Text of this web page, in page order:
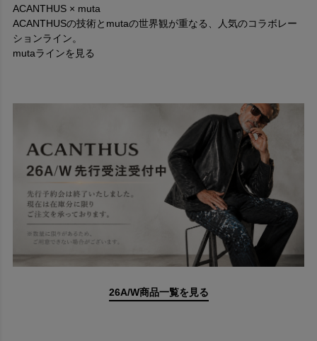
ACANTHUS × muta
ACANTHUSの技術とmutaの世界観が重なる、人気のコラボレー
ションライン。
mutaラインを見る
26A/W商品一覧を見る